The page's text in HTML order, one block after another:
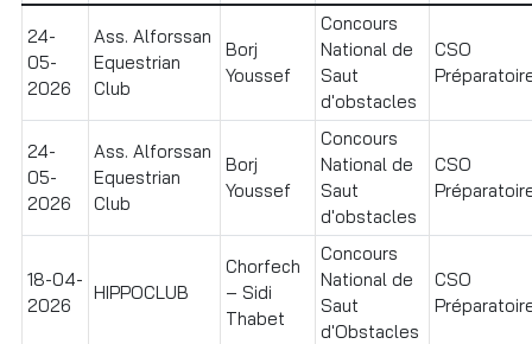
24-
05-
2026
Ass. Alforssan
Equestrian
Club
Borj
Youssef
Concours
National de
Saut
d'obstacles
CSO
24-
05-
2026
Ass. Alforssan
Equestrian
Club
Borj
Youssef
Concours
National de
Saut
d'obstacles
CSO
18-04-
2026
HIPPOCLUB
Chorfech
– Sidi
Thabet
Concours
National de
Saut
d'Obstacles
CSO